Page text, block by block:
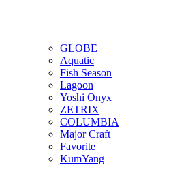
GLOBE
Aquatic
Fish Season
Lagoon
Yoshi Onyx
ZETRIX
COLUMBIA
Major Craft
Favorite
KumYang